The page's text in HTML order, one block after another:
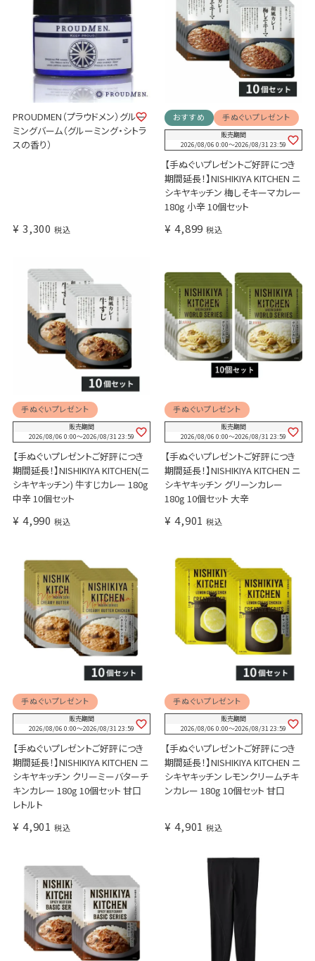
PROUDMEN（プラウドメン）グルー
ミングバーム（グルーミング・シトラ
スの香り）
¥ 3,300 税込
おすすめ 手ぬぐいプレゼント
販売期間
2026/08/06 0:00〜2026/08/31 23:59
【手ぬぐいプレゼントご好評につき
期間延長！】NISHIKIYA KITCHEN ニ
シキヤキッチン 梅しそキーマカレー
180g 小辛 10個セット
¥ 4,899 税込
手ぬぐいプレゼント
販売期間
2026/08/06 0:00〜2026/08/31 23:59
【手ぬぐいプレゼントご好評につき
期間延長！】NISHIKIYA KITCHEN(ニ
シキヤキッチン) 牛すじカレー 180g
中辛 10個セット
¥ 4,990 税込
手ぬぐいプレゼント
販売期間
2026/08/06 0:00〜2026/08/31 23:59
【手ぬぐいプレゼントご好評につき
期間延長！】NISHIKIYA KITCHEN ニ
シキヤキッチン グリーンカレー
180g 10個セット 大辛
¥ 4,901 税込
手ぬぐいプレゼント
販売期間
2026/08/06 0:00〜2026/08/31 23:59
【手ぬぐいプレゼントご好評につき
期間延長！】NISHIKIYA KITCHEN ニ
シキヤキッチン クリーミーバターチ
キンカレー 180g 10個セット 甘口
レトルト
¥ 4,901 税込
手ぬぐいプレゼント
販売期間
2026/08/06 0:00〜2026/08/31 23:59
【手ぬぐいプレゼントご好評につき
期間延長！】NISHIKIYA KITCHEN ニ
シキヤキッチン レモンクリームチキ
ンカレー 180g 10個セット 甘口
¥ 4,901 税込